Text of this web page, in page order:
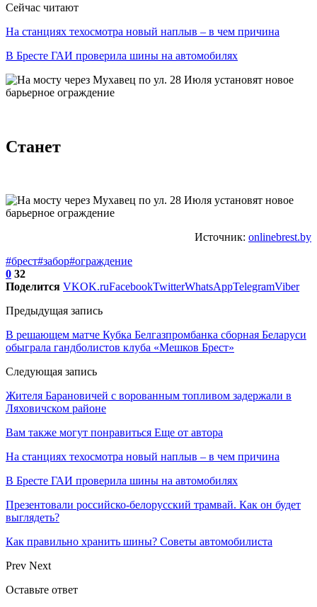
Сейчас читают
На станциях техосмотра новый наплыв – в чем причина
В Бресте ГАИ проверила шины на автомобилях
Станет
Источник: onlinebrest.by
#брест#забор#ограждение
0 32
Поделится VKOK.ruFacebookTwitterWhatsAppTelegramViber
Предыдущая запись
В решающем матче Кубка Белгазпромбанка сборная Беларуси
обыграла гандболистов клуба «Мешков Брест»
Следующая запись
Жителя Барановичей с ворованным топливом задержали в
Ляховичском районе
Вам также могут понравиться Еще от автора
На станциях техосмотра новый наплыв – в чем причина
В Бресте ГАИ проверила шины на автомобилях
Презентовали российско-белорусский трамвай. Как он будет
выглядеть?
Как правильно хранить шины? Советы автомобилиста
Prev Next
Оставьте ответ